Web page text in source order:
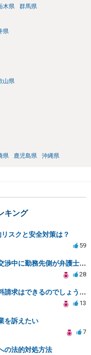
木県 群馬県
県
山県
県 鹿児島県 沖縄県
キング
スクと安全対策は？
59
パワハラ被害で退職。慰謝料の交渉中に勤務先側が弁護士を立ててきました
28
労災事故による身体障害で慰謝料請求はできるのでしょうか？
13
を訴えたい
7
の法的対処方法